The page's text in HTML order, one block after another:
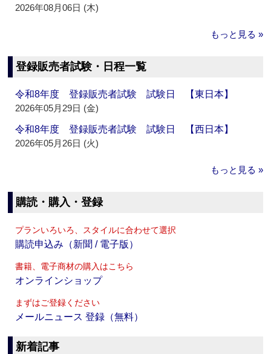
2026年08月06日 (木)
もっと見る »
登録販売者試験・日程一覧
令和8年度 登録販売者試験 試験日 【東日本】
2026年05月29日 (金)
令和8年度 登録販売者試験 試験日 【西日本】
2026年05月26日 (火)
もっと見る »
購読・購入・登録
プランいろいろ、スタイルに合わせて選択
購読申込み（新聞 / 電子版）
書籍、電子商材の購入はこちら
オンラインショップ
まずはご登録ください
メールニュース 登録（無料）
新着記事